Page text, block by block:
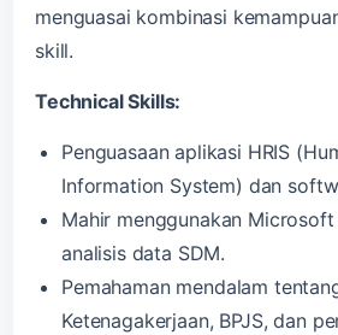
menguasai kombinasi
skill.
Technical Skills:
Penguasaan aplikasi HRIS
Information System) dan
Mahir menggunakan
analisis data SDM.
Pemahaman mendalam
Ketenagakerjaan, BPJS, dan